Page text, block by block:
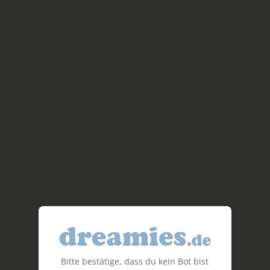
Bitte bestätige, dass du kein Bot bist